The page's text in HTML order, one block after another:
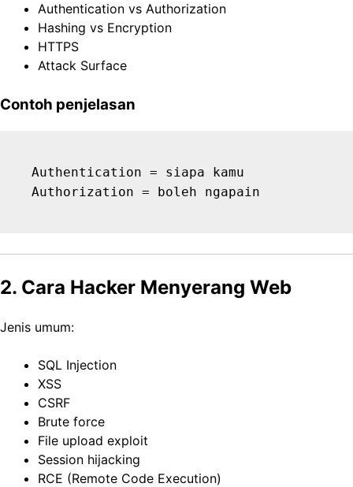
Authentication vs Authorization
Hashing vs Encryption
HTTPS
Attack Surface
Contoh penjelasan
Authentication = siapa kamu
2. Cara Hacker Menyerang Web
Jenis umum:
SQL Injection
XSS
CSRF
Brute force
File upload exploit
Session hijacking
RCE (Remote Code Execution)